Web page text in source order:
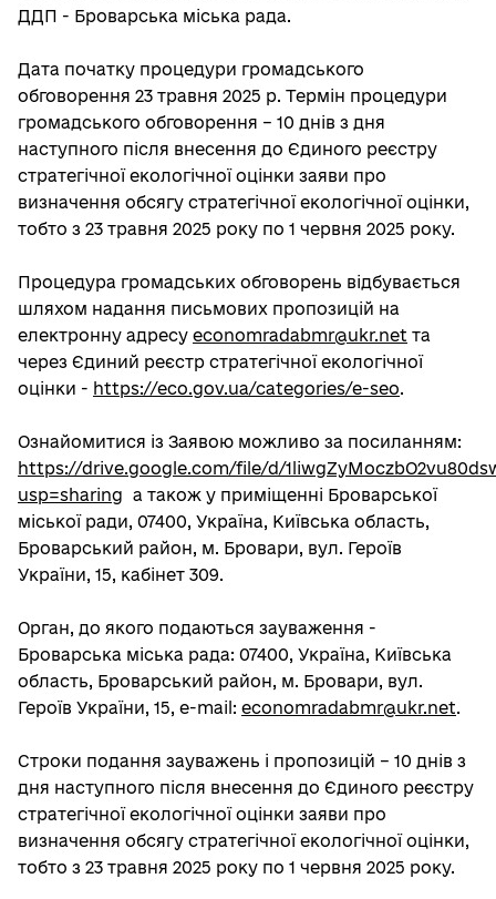
ДДП - Броварська міська рада.
Дата початку процедури громадського
обговорення 23 травня 2025 р. Термін процедури
громадського обговорення – 10 днів з дня
наступного після внесення до Єдиного реєстру
стратегічної екологічної оцінки заяви про
визначення обсягу стратегічної екологічної оцінки,
тобто з 23 травня 2025 року по 1 червня 2025 року.
Процедура громадських обговорень відбувається
шляхом надання письмових пропозицій на
електронну адресу economradabmr@ukr.net та
через Єдиний реєстр стратегічної екологічної
оцінки - https://eco.gov.ua/categories/e-seo.
Ознайомитися із Заявою можливо за посиланням:
https://drive.google.com/file/d/
usp=sharing а також у приміщенні Броварської
міської ради, 07400, Україна, Київська область,
Броварський район, м. Бровари, вул. Героїв
України, 15, кабінет 309.
Орган, до якого подаються зауваження -
Броварська міська рада: 07400, Україна, Київська
область, Броварський район, м. Бровари, вул.
Героїв України, 15, e-mail: economradabmr@ukr.net.
Строки подання зауважень і пропозицій – 10 днів з
дня наступного після внесення до Єдиного реєстру
стратегічної екологічної оцінки заяви про
визначення обсягу стратегічної екологічної оцінки,
тобто з 23 травня 2025 року по 1 червня 2025 року.